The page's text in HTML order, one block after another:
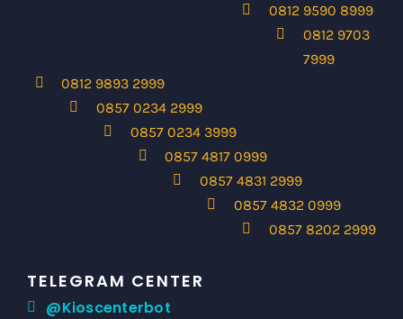
0812 9590 8999
0812 9703
7999
0812 9893 2999
0857 0234 2999
0857 0234 3999
0857 4817 0999
0857 4831 2999
0857 4832 0999
0857 8202 2999
TELEGRAM CENTER
@Kioscenterbot